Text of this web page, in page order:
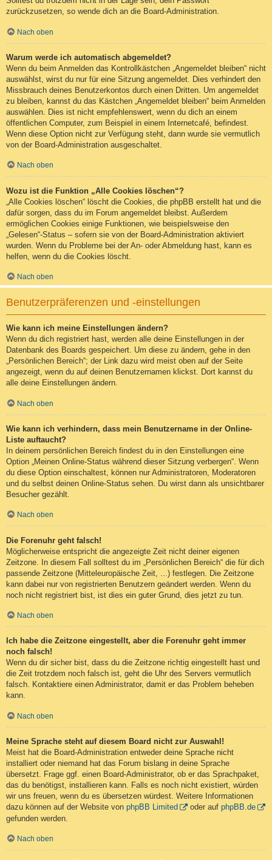
zurückzusetzen, so wende dich an die Board-Administration.
Nach oben
Warum werde ich automatisch abgemeldet?
Wenn du beim Anmelden das Kontrollkästchen „Angemeldet bleiben“ nicht
auswählst, wirst du nur für eine Sitzung angemeldet. Dies verhindert den
Missbrauch deines Benutzerkontos durch einen Dritten. Um angemeldet
zu bleiben, kannst du das Kästchen „Angemeldet bleiben“ beim Anmelden
auswählen. Dies ist nicht empfehlenswert, wenn du dich an einem
öffentlichen Computer, zum Beispiel in einem Internetcafé, befindest.
Wenn diese Option nicht zur Verfügung steht, dann wurde sie vermutlich
von der Board-Administration ausgeschaltet.
Nach oben
Wozu ist die Funktion „Alle Cookies löschen“?
„Alle Cookies löschen“ löscht die Cookies, die phpBB erstellt hat und die
dafür sorgen, dass du im Forum angemeldet bleibst. Außerdem
ermöglichen Cookies einige Funktionen, wie beispielsweise den
„Gelesen“-Status – sofern sie von der Board-Administration aktiviert
wurden. Wenn du Probleme bei der An- oder Abmeldung hast, kann es
helfen, wenn du die Cookies löscht.
Nach oben
Benutzerpräferenzen und -einstellungen
Wie kann ich meine Einstellungen ändern?
Wenn du dich registriert hast, werden alle deine Einstellungen in der
Datenbank des Boards gespeichert. Um diese zu ändern, gehe in den
„Persönlichen Bereich“; der Link dazu wird meist oben auf der Seite
angezeigt, wenn du auf deinen Benutzernamen klickst. Dort kannst du
alle deine Einstellungen ändern.
Nach oben
Wie kann ich verhindern, dass mein Benutzername in der Online-
Liste auftaucht?
In deinem persönlichen Bereich findest du in den Einstellungen eine
Option „Meinen Online-Status während dieser Sitzung verbergen“. Wenn
du diese Option einschaltest, können nur Administratoren, Moderatoren
und du selbst deinen Online-Status sehen. Du wirst dann als unsichtbarer
Besucher gezählt.
Nach oben
Die Forenuhr geht falsch!
Möglicherweise entspricht die angezeigte Zeit nicht deiner eigenen
Zeitzone. In diesem Fall solltest du im „Persönlichen Bereich“ die für dich
passende Zeitzone (Mitteleuropäische Zeit, ...) festlegen. Die Zeitzone
kann dabei nur von registrierten Benutzern geändert werden. Wenn du
noch nicht registriert bist, ist dies ein guter Grund, dies jetzt zu tun.
Nach oben
Ich habe die Zeitzone eingestellt, aber die Forenuhr geht immer
noch falsch!
Wenn du dir sicher bist, dass du die Zeitzone richtig eingestellt hast und
die Zeit trotzdem noch falsch ist, geht die Uhr des Servers vermutlich
falsch. Kontaktiere einen Administrator, damit er das Problem beheben
kann.
Nach oben
Meine Sprache steht auf diesem Board nicht zur Auswahl!
Meist hat die Board-Administration entweder deine Sprache nicht
installiert oder niemand hat das Forum bislang in deine Sprache
übersetzt. Frage ggf. einen Board-Administrator, ob er das Sprachpaket,
das du benötigst, installieren kann. Falls es noch nicht existiert, würden
wir uns freuen, wenn du es übersetzen würdest. Weitere Informationen
dazu können auf der Website von phpBB Limited oder auf phpBB.de
gefunden werden.
Nach oben